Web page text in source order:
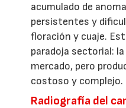
acumulado de
persistentes y
floración y cuaje.
paradoja sectorial:
mercado, pero
costoso y complejo.
Radiografía del